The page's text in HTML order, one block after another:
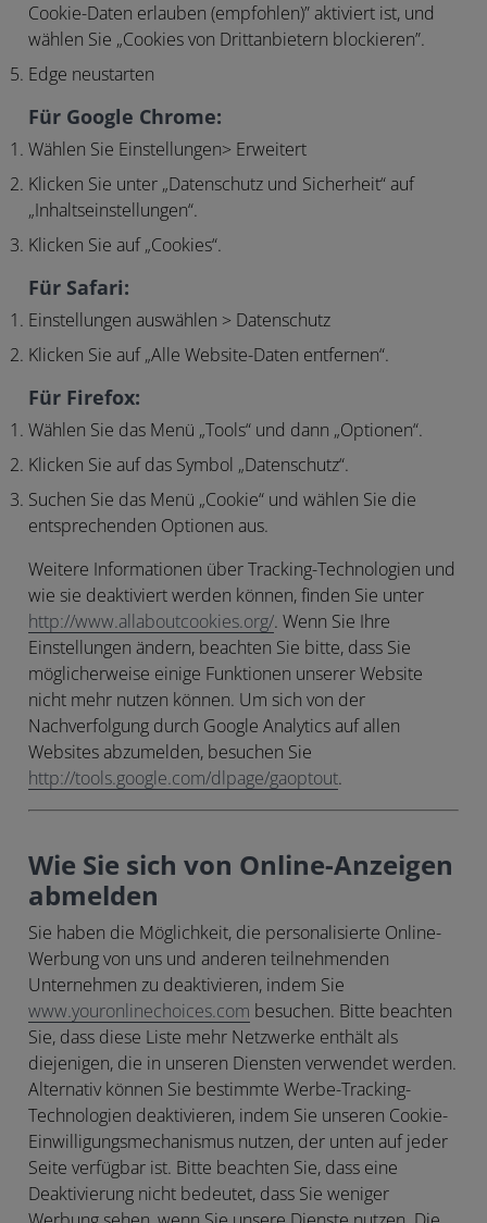
Cookie-Daten erlauben (empfohlen)” aktiviert ist, und
wählen Sie „Cookies von Drittanbietern blockieren”.
Edge neustarten
Für Google Chrome:
Wählen Sie Einstellungen> Erweitert
Klicken Sie unter „Datenschutz und Sicherheit“ auf
„Inhaltseinstellungen“.
Klicken Sie auf „Cookies“.
Für Safari:
Einstellungen auswählen > Datenschutz
Klicken Sie auf „Alle Website-Daten entfernen“.
Für Firefox:
Wählen Sie das Menü „Tools“ und dann „Optionen“.
Klicken Sie auf das Symbol „Datenschutz“.
Suchen Sie das Menü „Cookie“ und wählen Sie die
entsprechenden Optionen aus.
Weitere Informationen über Tracking-Technologien und
wie sie deaktiviert werden können, finden Sie unter
http://www.allaboutcookies.org/. Wenn Sie Ihre
Einstellungen ändern, beachten Sie bitte, dass Sie
möglicherweise einige Funktionen unserer Website
nicht mehr nutzen können. Um sich von der
Nachverfolgung durch Google Analytics auf allen
Websites abzumelden, besuchen Sie
http://tools.google.com/dlpage/gaoptout.
Wie Sie sich von Online-Anzeigen
abmelden
Sie haben die Möglichkeit, die personalisierte Online-
Werbung von uns und anderen teilnehmenden
Unternehmen zu deaktivieren, indem Sie
www.youronlinechoices.com besuchen. Bitte beachten
Sie, dass diese Liste mehr Netzwerke enthält als
diejenigen, die in unseren Diensten verwendet werden.
Alternativ können Sie bestimmte Werbe-Tracking-
Technologien deaktivieren, indem Sie unseren Cookie-
Einwilligungsmechanismus nutzen, der unten auf jeder
Seite verfügbar ist. Bitte beachten Sie, dass eine
Deaktivierung nicht bedeutet, dass Sie weniger